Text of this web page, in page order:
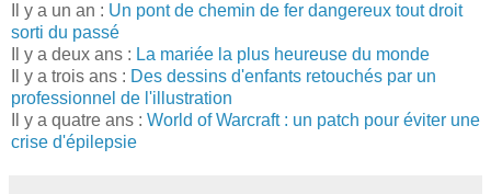
Il y a un an : Un pont de chemin de fer dangereux tout droit
sorti du passé
Il y a deux ans : La mariée la plus heureuse du monde
Il y a trois ans : Des dessins d'enfants retouchés par un
professionnel de l'illustration
Il y a quatre ans : World of Warcraft : un patch pour éviter une
crise d'épilepsie